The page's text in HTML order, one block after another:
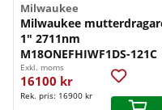
Milwaukee
Milwaukee
1" 2711nm
M18ONEFHIWF1DS-121C
Exkl. moms
16100 kr
Rek. pris: 16900 kr